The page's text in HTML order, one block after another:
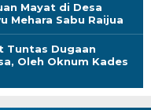
Mayat di Desa
Mehara Sabu Raijua
Tuntas Dugaan
Oleh Oknum Kades